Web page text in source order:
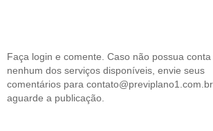
Faça login e comente. Caso não possua conta
nenhum dos serviços disponíveis, envie seus
comentários para
aguarde a publicação.